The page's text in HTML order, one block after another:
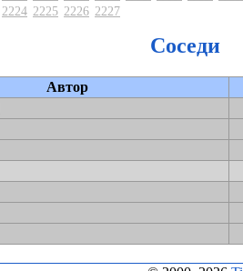
2224 2225 2226 2227
Соседи
Автор